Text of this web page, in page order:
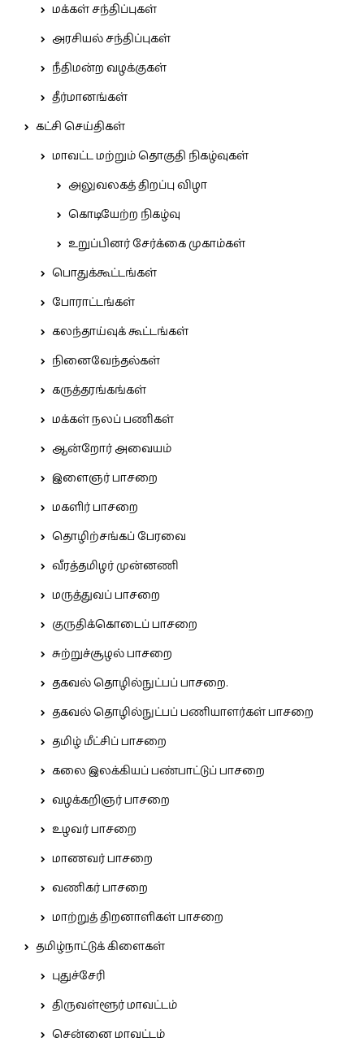
மக்கள் சந்திப்புகள்
அரசியல் சந்திப்புகள்
நீதிமன்ற வழக்குகள்
தீர்மானங்கள்
கட்சி செய்திகள்
மாவட்ட மற்றும் தொகுதி நிகழ்வுகள்
அலுவலகத் திறப்பு விழா
கொடியேற்ற நிகழ்வு
உறுப்பினர் சேர்க்கை முகாம்கள்
பொதுக்கூட்டங்கள்
போராட்டங்கள்
கலந்தாய்வுக் கூட்டங்கள்
நினைவேந்தல்கள்
கருத்தரங்கங்கள்
மக்கள் நலப் பணிகள்
ஆன்றோர் அவையம்
இளைஞர் பாசறை
மகளிர் பாசறை
தொழிற்சங்கப் பேரவை
வீரத்தமிழர் முன்னணி
மருத்துவப் பாசறை
குருதிக்கொடைப் பாசறை
சுற்றுச்சூழல் பாசறை
தகவல் தொழில்நுட்பப் பாசறை.
தகவல் தொழில்நுட்பப் பணியாளர்கள் பாசறை
தமிழ் மீட்சிப் பாசறை
கலை இலக்கியப் பண்பாட்டுப் பாசறை
வழக்கறிஞர் பாசறை
உழவர் பாசறை
மாணவர் பாசறை
வணிகர் பாசறை
மாற்றுத் திறனாளிகள் பாசறை
தமிழ்நாட்டுக் கிளைகள்
புதுச்சேரி
திருவள்ளூர் மாவட்டம்
சென்னை மாவட்டம்